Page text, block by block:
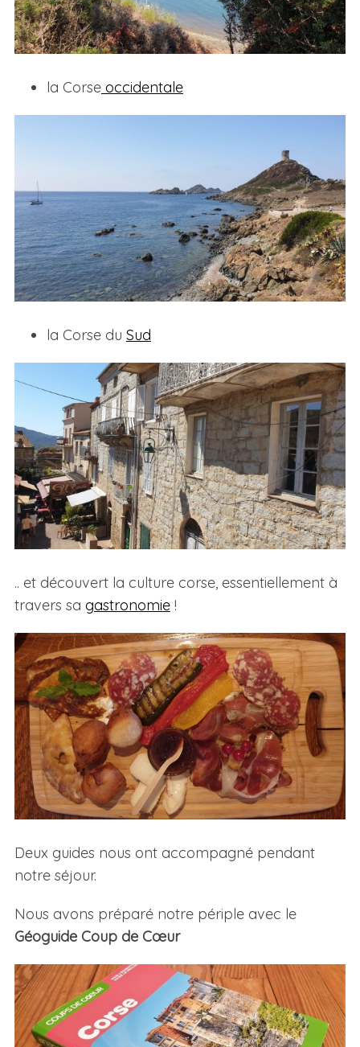
la Corseoccidentale
la Corse du Sud
.. et découvert la culture corse, essentiellement à
travers sa gastronomie!
Deux guides nous ont accompagné pendant
notre séjour.
Nous avons préparé notre périple avec le
Géoguide Coup de Cœur